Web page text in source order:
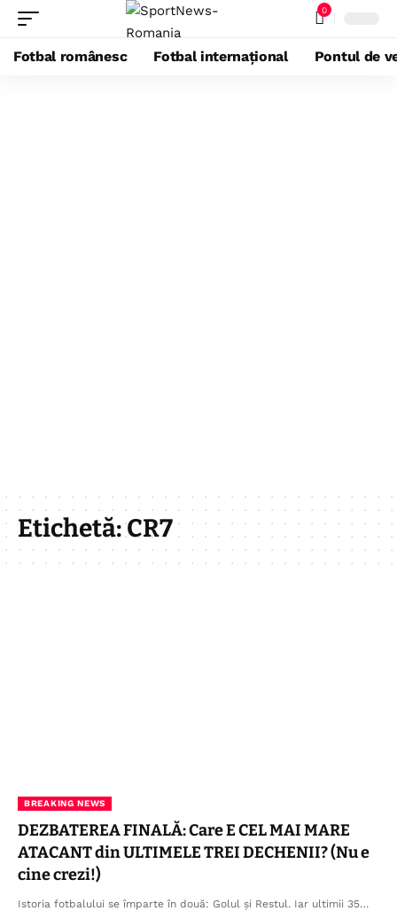
0
Fotbal românesc Fotbal internațional Pontul de
Etichetă:CR7
BREAKING NEWS
DEZBATEREA FINALĂ: Care E CEL MAI MARE
ATACANT din ULTIMELE TREI DECHENII? (Nu e
cine crezi!)
Istoria fotbalului se împarte în două: Golul și Restul. Iar ultimii 35…